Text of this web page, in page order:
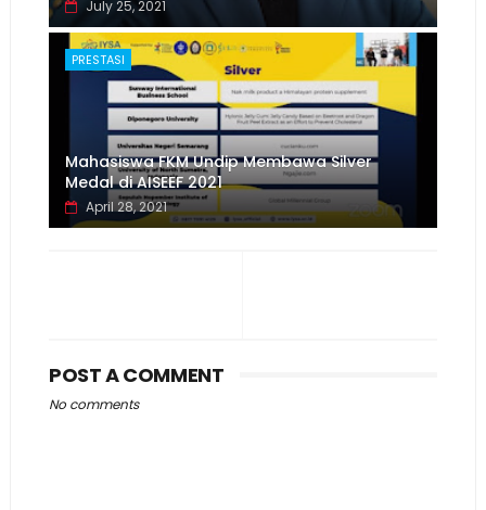
July 25, 2021
PRESTASI
Mahasiswa FKM Undip Membawa Silver
Medal di AISEEF 2021
April 28, 2021
POST A COMMENT
No comments